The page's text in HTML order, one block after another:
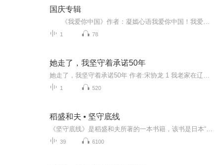
国庆专辑
1 78
她走了，我坚守着承诺50年
1 520
稻盛和夫 • 坚守底线
39 6100